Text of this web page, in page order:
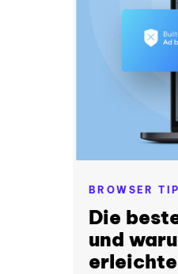
BROWSER
Die
und